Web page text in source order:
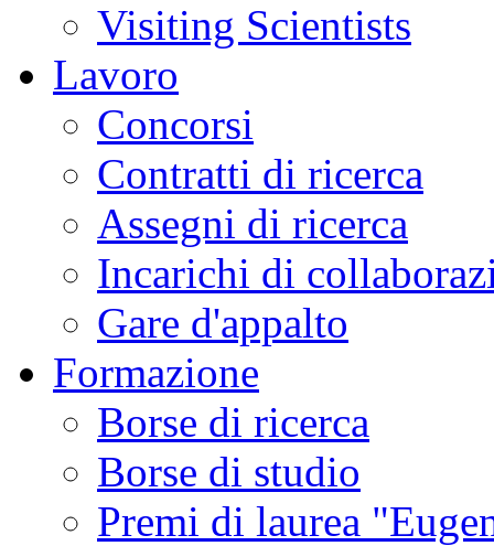
Visiting Scientists
Lavoro
Concorsi
Contratti di ricerca
Assegni di ricerca
Incarichi di
Gare d'appalto
Formazione
Borse di ricerca
Borse di studio
Premi di laurea